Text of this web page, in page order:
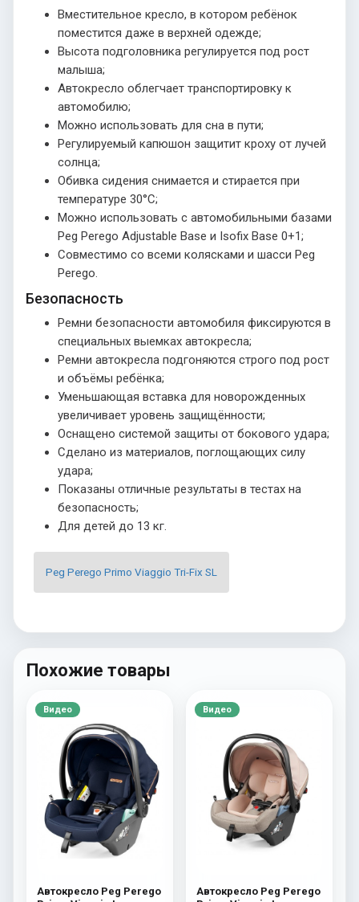
Вместительное кресло, в котором ребёнок
поместится даже в верхней одежде;
Высота подголовника регулируется под рост
малыша;
Автокресло облегчает транспортировку к
автомобилю;
Можно использовать для сна в пути;
Регулируемый капюшон защитит кроху от лучей
солнца;
Обивка сидения снимается и стирается при
температуре 30°С;
Можно использовать с автомобильными базами
Peg Perego Adjustable Base и Isofix Base 0+1;
Совместимо со всеми колясками и шасси Peg
Perego.
Безопасность
Ремни безопасности автомобиля фиксируются в
специальных выемках автокресла;
Ремни автокресла подгоняются строго под рост
и объёмы ребёнка;
Уменьшающая вставка для новорожденных
увеличивает уровень защищённости;
Оснащено системой защиты от бокового удара;
Сделано из материалов, поглощающих силу
удара;
Показаны отличные результаты в тестах на
безопасность;
Для детей до 13 кг.
Peg Perego Primo Viaggio Tri-Fix SL
Похожие товары
Видео
Автокресло Peg Perego
Видео
Автокресло Peg Perego